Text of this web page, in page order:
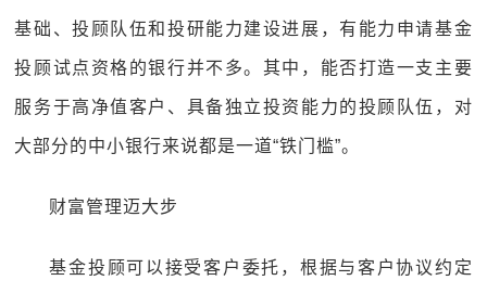
基础、投顾队伍和投研能力建设进展，有能力申请基金
投顾试点资格的银行并不多。其中，能否打造一支主要
服务于高净值客户、具备独立投资能力的投顾队伍，对
大部分的中小银行来说都是一道“铁门槛”。
财富管理迈大步
基金投顾可以接受客户委托，根据与客户协议约定